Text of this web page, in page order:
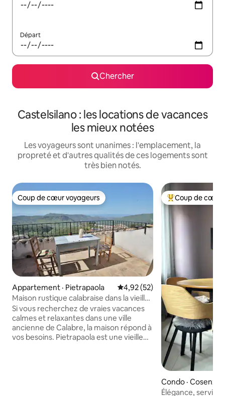
Départ
Chercher
Castelsilano : les locations de vacances
les mieux notées
Les voyageurs sont unanimes : l'emplacement, la
propreté et d'autres qualités de ces logements sont
très bien notés.
Coup de cœur voyageurs
Coup de cœur voyageurs
Appartement · Pietrapaola Note moyenne de 4,92 sur 5,
4,92 (52)
Maison rustique calabraise dans la vieille
ville
Si vous recherchez de vraies vacances
calmes et relaxantes dans une ville
ancienne de Calabre, la maison répond à
vos besoins. Pietrapaola est une vieille
Coup de cœur
Coup de cœur
Condo · Cosenza
Élégance,